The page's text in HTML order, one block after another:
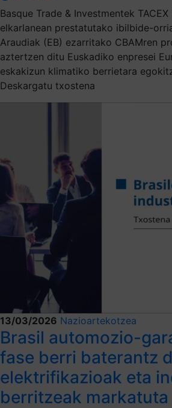
Basque Trade & Investmentek
elkarlanean prestatutako ibilbide-
Araudiak (EB) ezarritako CBAMren
aztertzen ditu Euskadiko enpresei
eskakizun klimatiko berrietara
Deskargatu txostena
13/03/2026 Nazioartekotzea
Brasil automozio-
fase berri baterantz
elektrifikazioak eta
berritzeak markatuta